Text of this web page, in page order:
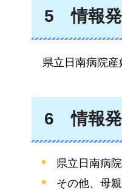
5 情報
県立日南病院
6 情報
県立日南病
その他、母